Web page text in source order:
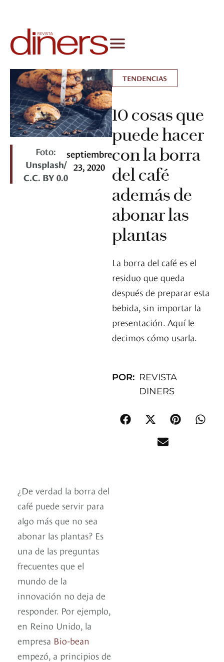
Foto:
Unsplash/
C.C. BY 0.0
septiembre
23, 2020
TENDENCIAS
10 cosas que
puede hacer
con la borra
del café
además de
abonar las
plantas
La borra del café es el
residuo que queda
después de preparar esta
bebida, sin importar la
presentación. Aquí le
decimos cómo usarla.
POR: REVISTA
DINERS
¿De verdad la borra del
café puede servir para
algo más que no sea
abonar las plantas? Es
una de las preguntas
frecuentes que el
mundo de la
innovación no deja de
responder. Por ejemplo,
en Reino Unido, la
empresa Bio-bean
empezó, a principios de